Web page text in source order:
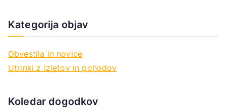
Kategorija objav
Obvestila in novice
Utrinki z izletov in pohodov
Koledar dogodkov